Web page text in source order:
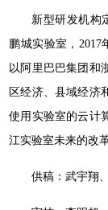
新型研发机构
鹏城实验室，
以阿里巴巴集团和
区经济、县域经济
使用实验室的云计
江实验室未来的改
供稿：武宇翔